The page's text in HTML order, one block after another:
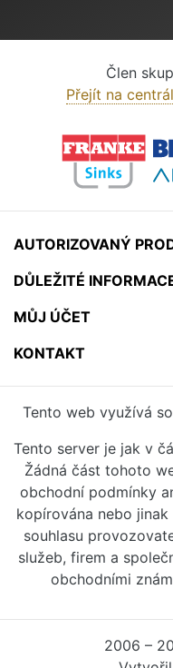
Člen
Přejít na
AUTORIZOVANÝ
DŮLEŽITÉ
MŮJ ÚČET
KONTAKT
Tento web využívá
Tento server je jak v
Žádná část tohoto
obchodní podmínky
kopírována nebo
souhlasu
služeb, firem a
obchodními
2006 –